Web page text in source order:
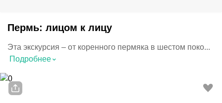
Пермь: лицом к лицу
Эта экскурсия – от коренного пермяка в шестом поко...
Подробнее⌃